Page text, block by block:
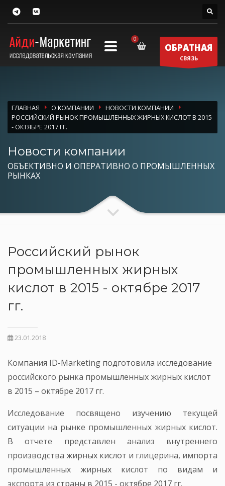
ОБРАТНАЯ
СВЯЗЬ
ГЛАВНАЯ О КОМПАНИИ
НОВОСТИ КОМПАНИИ
РОССИЙСКИЙ РЫНОК ПРОМЫШЛЕННЫХ ЖИРНЫХ КИСЛОТ В 2015
- ОКТЯБРЕ 2017 ГГ.
Новости компании
ОБЪЕКТИВНО И ОПЕРАТИВНО О ПРОМЫШЛЕННЫХ
РЫНКАХ
Российский рынок
промышленных жирных
кислот в 2015 - октябре 2017
гг.
23.01.2018
Компания ID-Marketing подготовила исследование
российского рынка промышленных жирных кислот
в 2015 – октябре 2017 гг.
Исследование посвящено изучению текущей
ситуации на рынке промышленных жирных кислот.
В отчете представлен анализ внутреннего
производства жирных кислот и глицерина, импорта
промышленных жирных кислот по видам и
экспорта из страны в 2015 - октябре 2017 гг.